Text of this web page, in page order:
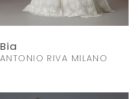
Bia
ANTONIO RIVA MILANO